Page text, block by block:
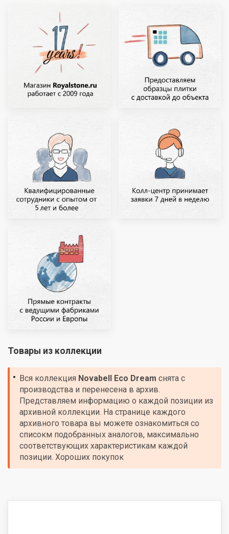
Товары из коллекции
Вся коллекция Novabell Eco Dream снята с
производства и перенесена в архив.
Представляем информацию о каждой позиции из
архивной коллекции. На странице каждого
архивного товара вы можете ознакомиться со
списокм подобранных аналогов, максимально
соответствующих характеристикам каждой
позиции. Хороших покупок